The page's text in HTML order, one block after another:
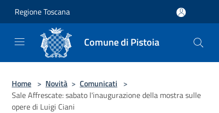
Regione Toscana
Comune di Pistoia
Home > Novità > Comunicati >
Sale Affrescate: sabato l'inaugurazione della mostra sulle
opere di Luigi Ciani